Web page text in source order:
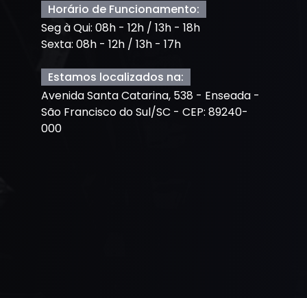
Horário de Funcionamento:
Seg à Qui: 08h - 12h / 13h - 18h
Sexta: 08h - 12h / 13h - 17h
Estamos localizados na:
Avenida Santa Catarina, 538 - Enseada -
São Francisco do Sul/SC - CEP: 89240-
000